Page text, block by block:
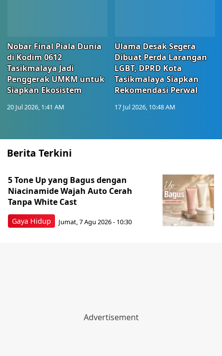
Nobar Final Piala Dunia
di Kodim 0612
Tasikmalaya Jadi
Penggerak UMKM untuk
Siapkan Ekosistem
20 Jul 2026, 1:41 AM
Ulama Desak Segera
Dibuat Perda Larangan
LGBT, DPRD Kota
Tasikmalaya Siapkan
Rekomendasi Perwal
17 Jul 2026, 10:48 AM
Berita Terkini
Gaya Hidup
5 Tone Up yang Bagus dengan
Niacinamide Wajah Auto Cerah
Tanpa White Cast
Jumat, 7 Agu 2026 - 10:30